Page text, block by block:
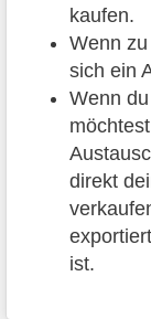
kaufen.
Wenn
sich ein
Wenn
direkt
ist.